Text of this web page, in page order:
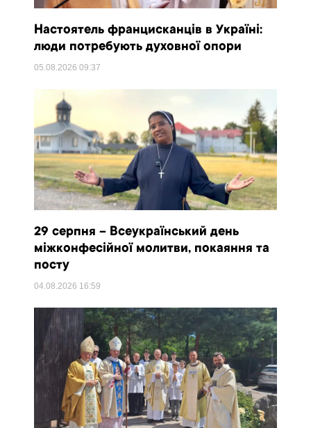
Настоятель францисканців в Україні:
люди потребують духовної опори
05.08.202609:37
29 серпня – Всеукраїнський день
міжконфесійної молитви, покаяння та
посту
04.08.2026 16:59